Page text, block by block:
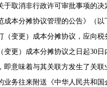
取消非行政许可审批事项的决
成本分摊协议管理的公告》（
变更）成本分摊协议，应向税
）成本分摊协议之日起30日
即意味着与其关联方发生了关
业务往来附送《中华人民共和